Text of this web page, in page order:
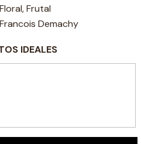
Floral, Frutal
Francois Demachy
IDEALES